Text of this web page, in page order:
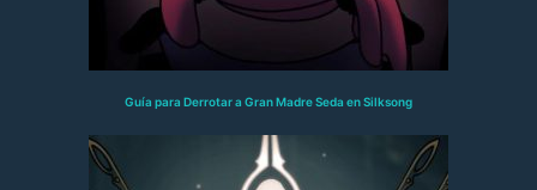
Guía para Derrotar a Gran Madre Seda en Silksong